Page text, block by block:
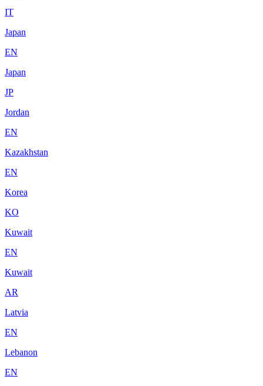
IT
Japan
EN
Japan
JP
Jordan
EN
Kazakhstan
EN
Korea
KO
Kuwait
EN
Kuwait
AR
Latvia
EN
Lebanon
EN